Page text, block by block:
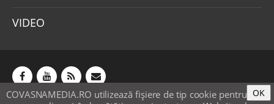
VIDEO
COVASNAMEDIA.RO utilizează fişiere de tip cookie pentru OK